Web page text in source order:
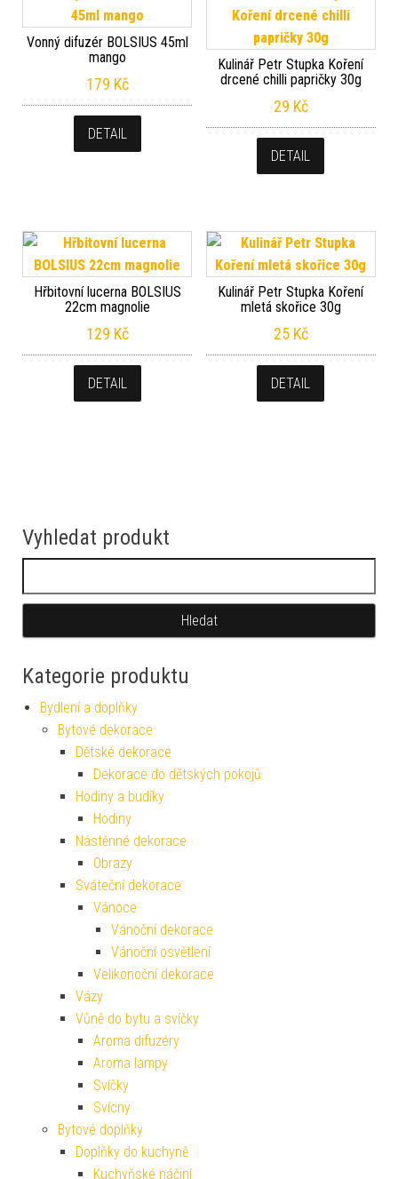
Vonný difuzér BOLSIUS 45ml
mango
179 Kč
DETAIL
Kulinář Petr Stupka Koření
drcené chilli papričky 30g
29 Kč
DETAIL
Hřbitovní lucerna BOLSIUS
22cm magnolie
129 Kč
DETAIL
Kulinář Petr Stupka Koření
mletá skořice 30g
25 Kč
DETAIL
Vyhledat produkt
Kategorie produktu
Bydlení a doplňky
Bytové dekorace
Dětské dekorace
Dekorace do dětských pokojů
Hodiny a budíky
Hodiny
Nástěnné dekorace
Obrazy
Sváteční dekorace
Vánoce
Vánoční dekorace
Vánoční osvětlení
Velikonoční dekorace
Vázy
Vůně do bytu a svíčky
Aroma difuzéry
Aroma lampy
Svíčky
Svícny
Bytové doplňky
Doplňky do kuchyně
Kuchyňské náčiní